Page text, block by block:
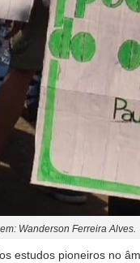
Wanderson Ferreira Alves.
estudos pioneiros no